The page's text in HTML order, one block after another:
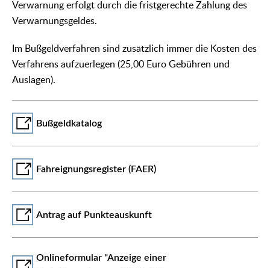
Verwarnung erfolgt durch die fristgerechte Zahlung des
Verwarnungsgeldes.
Im Bußgeldverfahren sind zusätzlich immer die Kosten des
Verfahrens aufzuerlegen (25,00 Euro Gebühren und
Auslagen).
Bußgeldkatalog
Fahreignungsregister (FAER)
Antrag auf Punkteauskunft
Onlineformular "Anzeige einer